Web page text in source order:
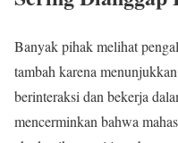
Banyak pihak melihat
tambah karena
berinteraksi dan bekerja
mencerminkan bahwa